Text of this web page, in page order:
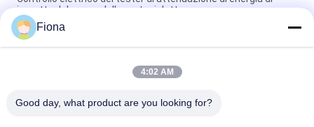
impatto del casco della motocicletta
Resistenza del casco del motociclo al tester di penetrazione
con NELLM2015 COME NZS 2063
Strumento di misura del campo visivo del casco del motociclo
Fiona
4:02 AM
Good day, what product are you looking for?